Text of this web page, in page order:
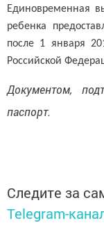
Единовременная
ребенка
после 1 января
Российской
Документом,
паспорт.
Следите за
Telegram-